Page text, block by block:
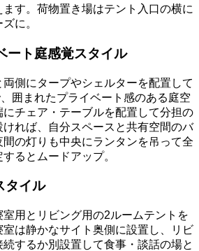
す。荷物置き場はテント入口の横に
に。
ート庭感覚スタイル
側にタープやシェルターを配置して
囲まれたプライベート感のある庭空
チェア・テーブルを配置して分担の
れば、自分スペースと共有空間のバ
の灯りも中央にランタンを吊って全
るとムードアップ。
タイル
用とリビング用の2ルームテントを
は静かなサイト奥側に設置し、リビ
するか別設置して食事・談話の場と